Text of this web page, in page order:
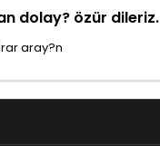
dolay? özür dileriz.
aray?n